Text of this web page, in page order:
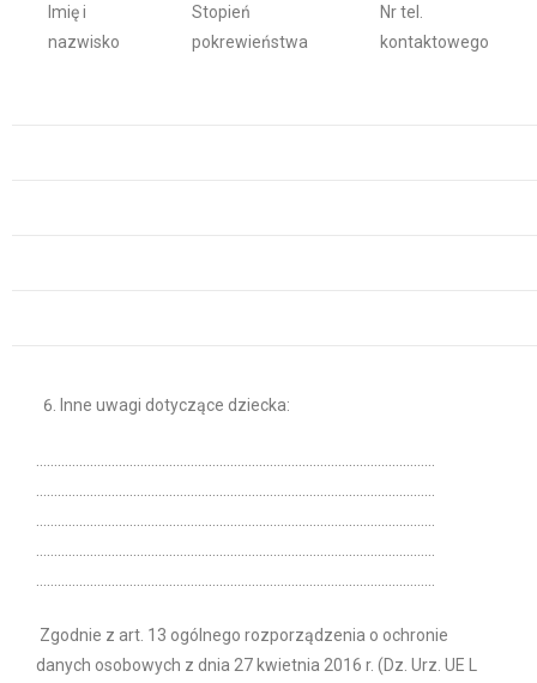
Imię i
nazwisko
Stopień
pokrewieństwa
Nr tel.
kontaktowego
Inne uwagi dotyczące dziecka:
Zgodnie z art. 13 ogólnego rozporządzenia o ochronie
danych osobowych z dnia 27 kwietnia 2016 r. (Dz. Urz. UE L